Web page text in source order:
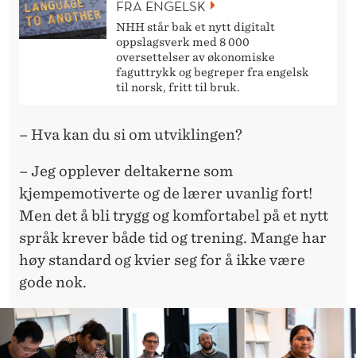
FRA ENGELSK
NHH står bak et nytt digitalt
oppslagsverk med 8 000
oversettelser av økonomiske
faguttrykk og begreper fra engelsk
til norsk, fritt til bruk.
– Hva kan du si om utviklingen?
– Jeg opplever deltakerne som
kjempemotiverte og de lærer uvanlig fort!
Men det å bli trygg og komfortabel på et nytt
språk krever både tid og trening. Mange har
høy standard og kvier seg for å ikke være
gode nok.